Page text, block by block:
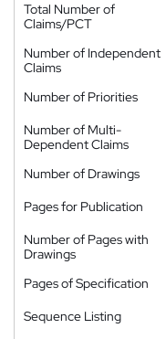
Total Number of
Claims/PCT
Number of Independent
Claims
Number of Priorities
Number of Multi-
Dependent Claims
Number of Drawings
Pages for Publication
Number of Pages with
Drawings
Pages of Specification
Sequence Listing